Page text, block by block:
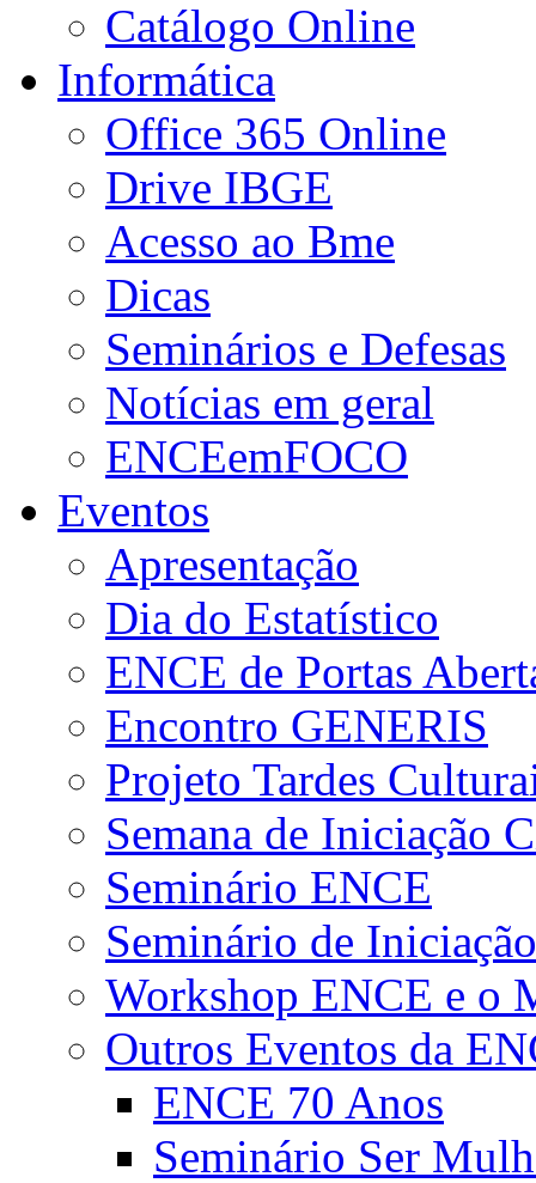
Catálogo Online
Informática
Office 365 Online
Drive IBGE
Acesso ao Bme
Dicas
Seminários e Defesas
Notícias em geral
ENCEemFOCO
Eventos
Apresentação
Dia do Estatístico
ENCE de Portas
Encontro GENERIS
Projeto Tardes
Semana de Iniciação
Seminário ENCE
Seminário de
Workshop ENCE e o
Outros Eventos da
ENCE 70 Anos
Seminário Ser